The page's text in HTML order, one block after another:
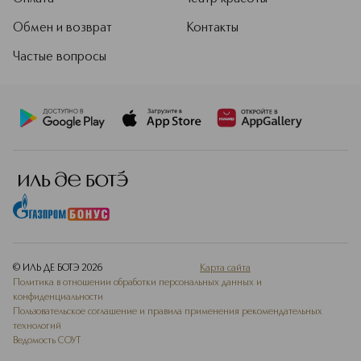
Обмен и возврат
Частые вопросы
Контакты
© ИЛЬ ДЕ БОТЭ 2026
Карта сайта
Политика в отношении обработки персональных данных и
конфиденциальности
Пользовательское соглашение и правила применения рекомендательных
технологий
Ведомость СОУТ